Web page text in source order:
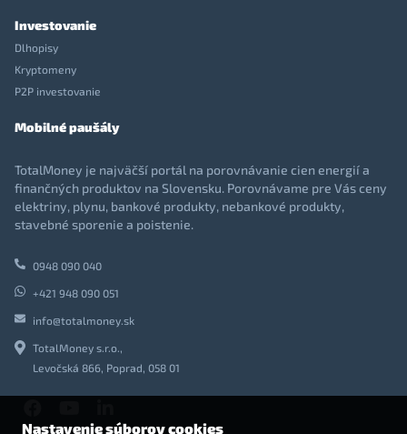
Investovanie
Dlhopisy
Kryptomeny
P2P investovanie
Mobilné paušály
TotalMoney je najväčší portál na porovnávanie cien energií a
finančných produktov na Slovensku. Porovnávame pre Vás ceny
elektriny, plynu, bankové produkty, nebankové produkty,
stavebné sporenie a poistenie.
0948 090 040
+421 948 090 051
info@totalmoney.sk
TotalMoney s.r.o.,
Levočská 866, Poprad, 058 01
Nastavenie súborov cookies